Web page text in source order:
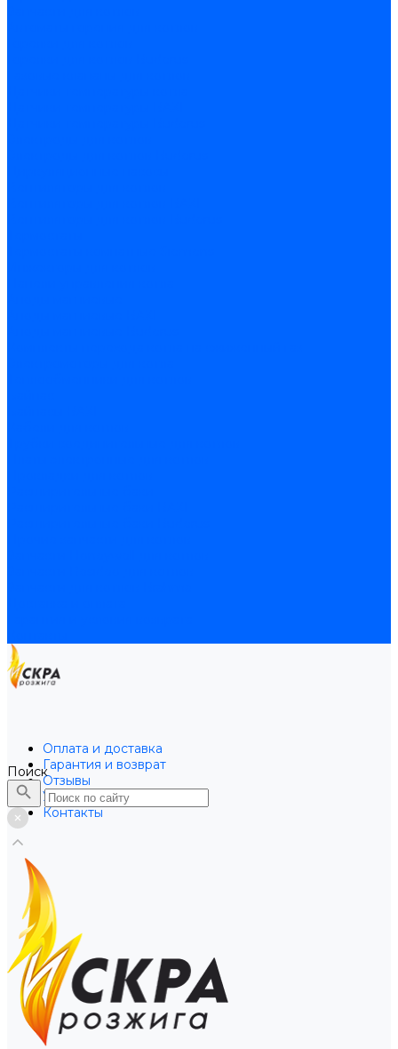
Оплата и доставка
Гарантия и возврат
Отзывы
Услуги
Контакты
Поиск